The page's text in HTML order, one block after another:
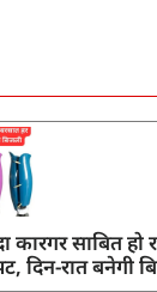
कारगर साबित
दिन-रात बनेगी